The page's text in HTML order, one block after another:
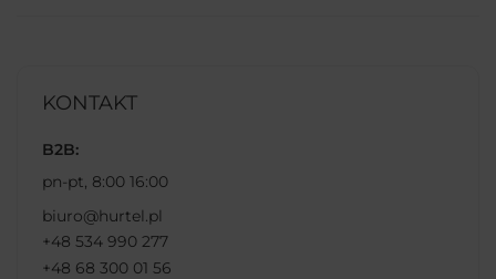
KONTAKT
B2B:
pn-pt, 8:00 16:00
biuro@hurtel.pl
+48 534 990 277
+48 68 300 01 56